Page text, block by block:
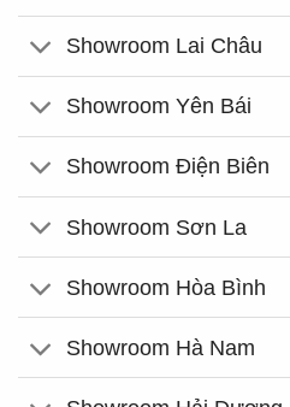
Showroom Lai Châu
Showroom Yên Bái
Showroom Điện Biên
Showroom Sơn La
Showroom Hòa Bình
Showroom Hà Nam